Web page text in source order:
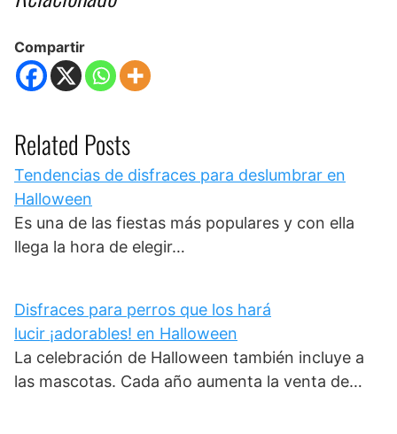
Compartir
Related Posts
Tendencias de disfraces para deslumbrar en
Halloween
Es una de las fiestas más populares y con ella
llega la hora de elegir…
Disfraces para perros que los hará
lucir ¡adorables! en Halloween
La celebración de Halloween también incluye a
las mascotas. Cada año aumenta la venta de…